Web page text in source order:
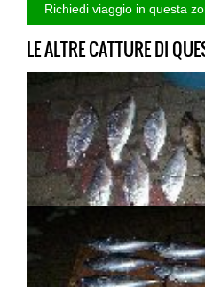
LE ALTRE CATTURE DI